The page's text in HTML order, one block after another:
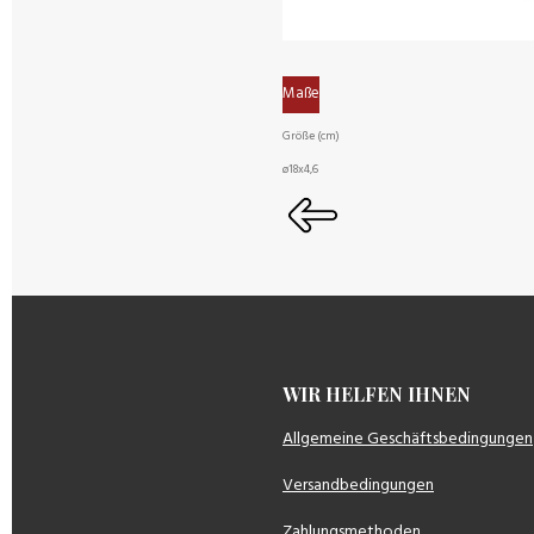
Maße
Größe (cm)
ø18x4,6
WIR HELFEN
Allgemeine Geschäftsbedingungen
Versandbedingungen